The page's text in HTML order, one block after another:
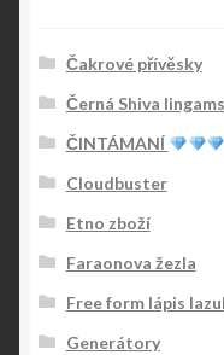
Čakrové přívěsky
Černá Shiva lingams
ČINTÁMANÍ
Cloudbuster
Etno zboží
Faraonova žezla
Free form lápis
Generátory